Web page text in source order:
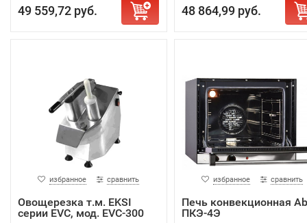
49 559,72 руб. 48 864,99 руб.
избранное сравнить
Овощерезка т.м. EKSI
серии EVC, мод. EVC-300
избранное сравнить
Печь конвекционная
ПКЭ-4Э